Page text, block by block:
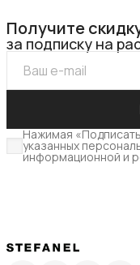
Получите
за подписку на
Нажимая
указанных
информационной и